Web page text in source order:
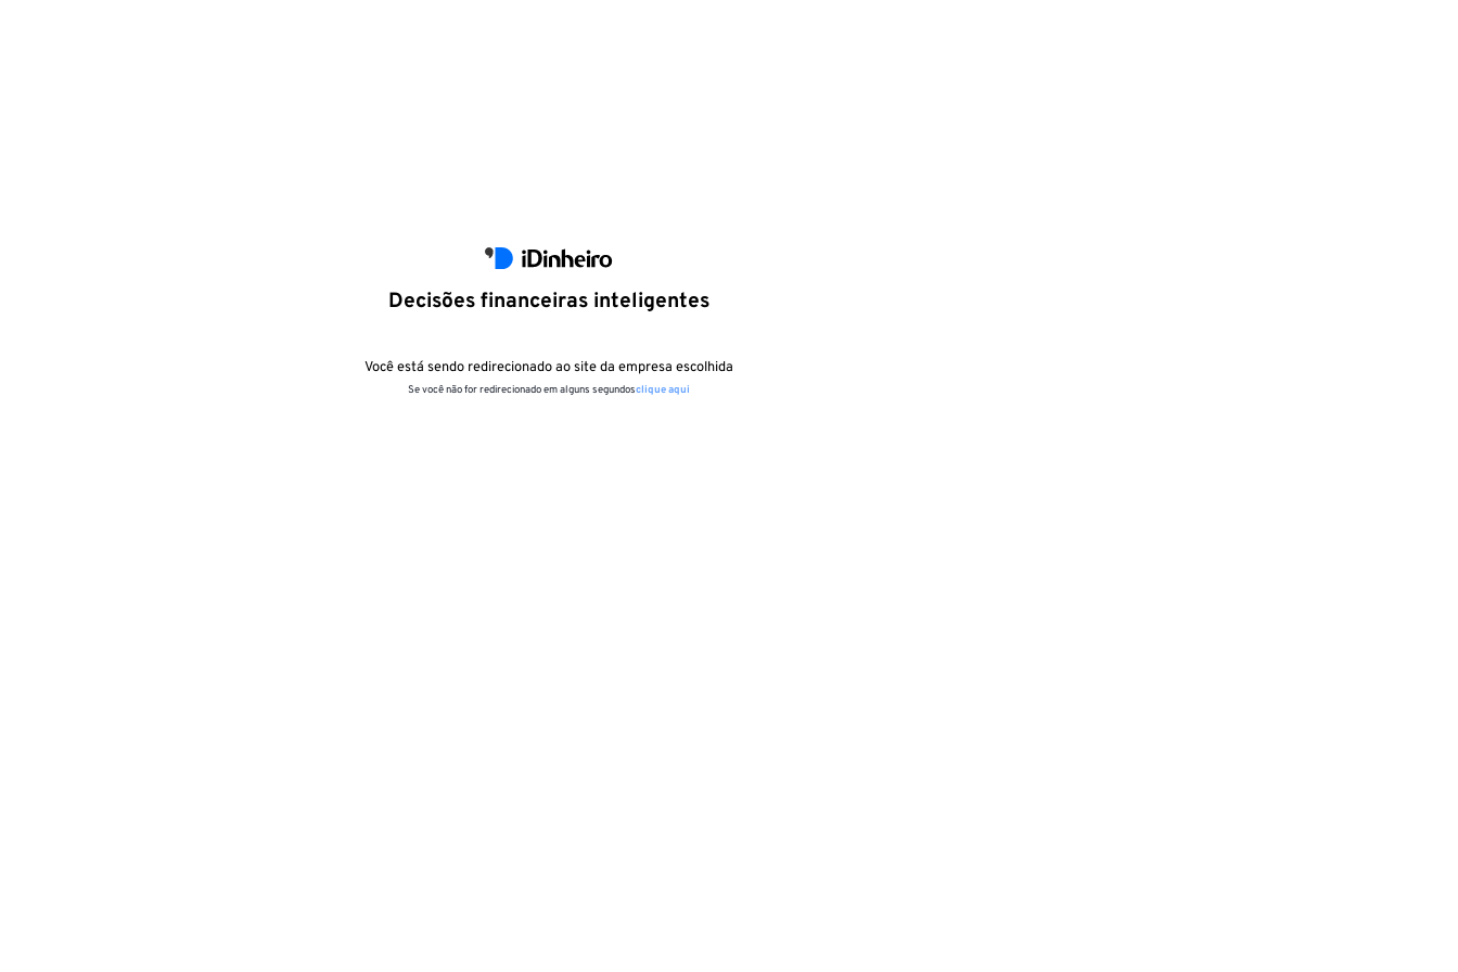
Decisões financeiras inteligentes
Você está sendo redirecionado ao site da empresa escolhida
Se você não for redirecionado em alguns segundosclique aqui